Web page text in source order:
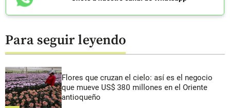
Para seguir leyendo
Flores que cruzan el cielo: así es el negocio
que mueve US$ 380 millones en el Oriente
antioqueño